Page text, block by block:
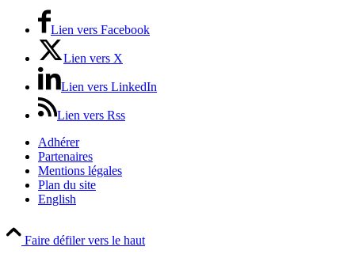
Lien vers Facebook
Lien vers X
Lien vers LinkedIn
Lien vers Rss
Adhérer
Partenaires
Mentions légales
Plan du site
English
Faire défiler vers le haut